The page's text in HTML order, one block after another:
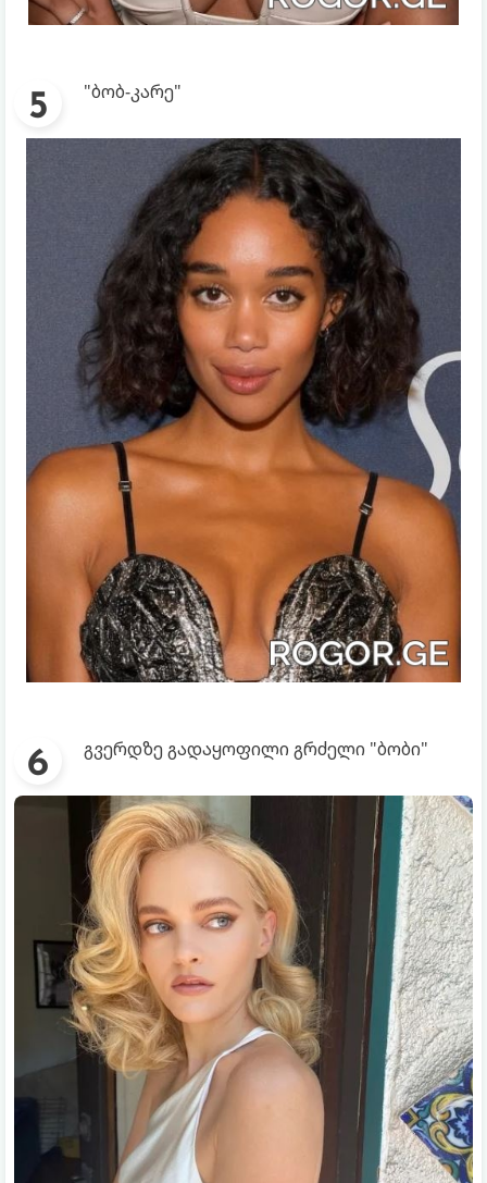
"ბობ-კარე"
გვერდზე გადაყოფილი გრძელი "ბობი"